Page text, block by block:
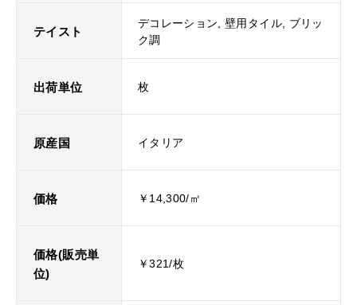
テイスト
デコレーション, 壁用タイル, ブリッ
ク調
出荷単位 枚
原産国 イタリア
価格 ￥14,300/㎡
価格(販売単
位)
￥321/枚